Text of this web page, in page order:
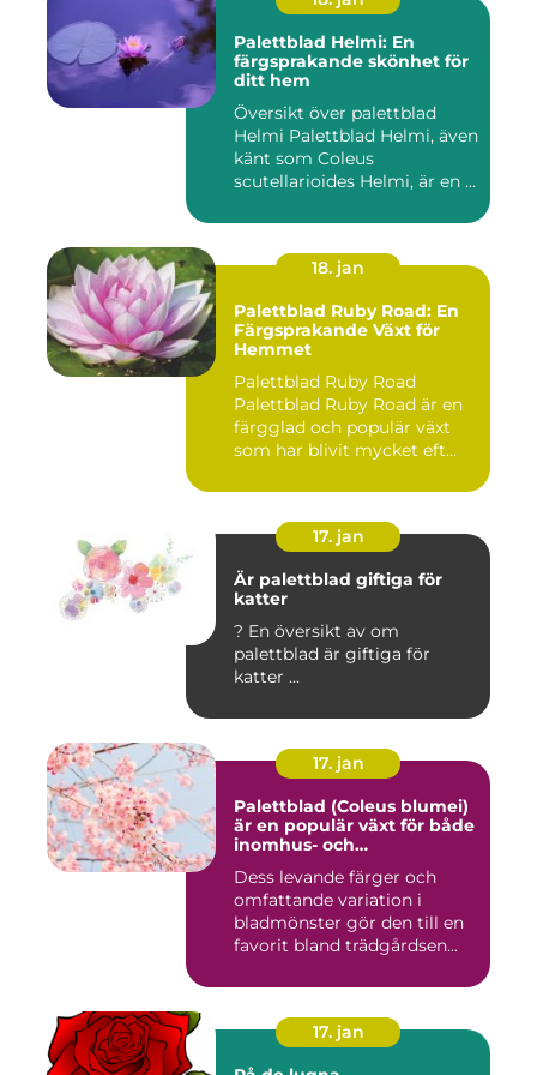
Palettblad Helmi: En
färgsprakande skönhet för
ditt hem
Översikt över palettblad
Helmi Palettblad Helmi, även
känt som Coleus
scutellarioides Helmi, är en ...
18. jan
Palettblad Ruby Road: En
Färgsprakande Växt för
Hemmet
Palettblad Ruby Road
Palettblad Ruby Road är en
färgglad och populär växt
som har blivit mycket eft...
17. jan
Är palettblad giftiga för
katter
? En översikt av om
palettblad är giftiga för
katter ...
17. jan
Palettblad (Coleus blumei)
är en populär växt för både
inomhus- och
Dess levande färger och
omfattande variation i
bladmönster gör den till en
favorit bland trädgårdsen...
17. jan